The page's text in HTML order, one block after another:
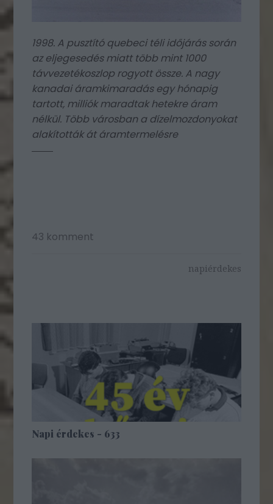
1998. A pusztító quebeci téli időjárás során
az eljegesedés miatt több mint 1000
távvezetékoszlop rogyott össze. A nagy
kanadai áramkimaradás egy hónapig
tartott, milliók maradtak hetekre áram
nélkül. Több városban a dízelmozdonyokat
alakították át áramtermelésre
43 komment
napiérdekes
Napi érdekes - 633